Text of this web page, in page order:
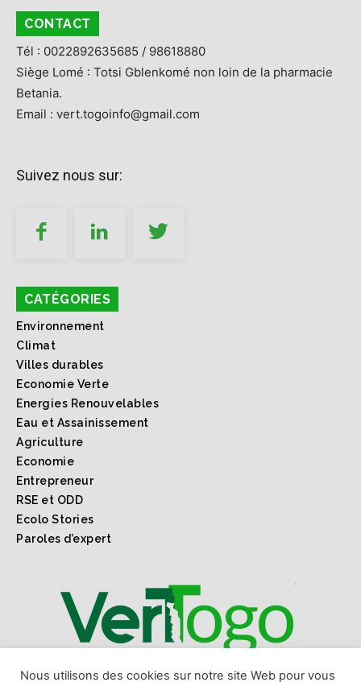
CONTACT
Tél : 0022892635685 / 98618880
Siège Lomé : Totsi Gblenkomé non loin de la pharmacie
Betania.
Email : vert.togoinfo@gmail.com
Suivez nous sur:
CATÉGORIES
Environnement
Climat
Villes durables
Economie Verte
Energies Renouvelables
Eau et Assainissement
Agriculture
Economie
Entrepreneur
RSE et ODD
Ecolo Stories
Paroles d’expert
1er webmagazine sur l'environnement l'économie verte
Nous utilisons des cookies sur notre site Web pour vous